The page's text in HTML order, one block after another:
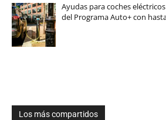
Ayudas para coches
del Programa Auto+ con
Los más compartidos